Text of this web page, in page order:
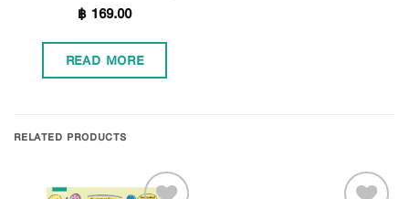
฿169.00
READ MORE
RELATED PRODUCTS